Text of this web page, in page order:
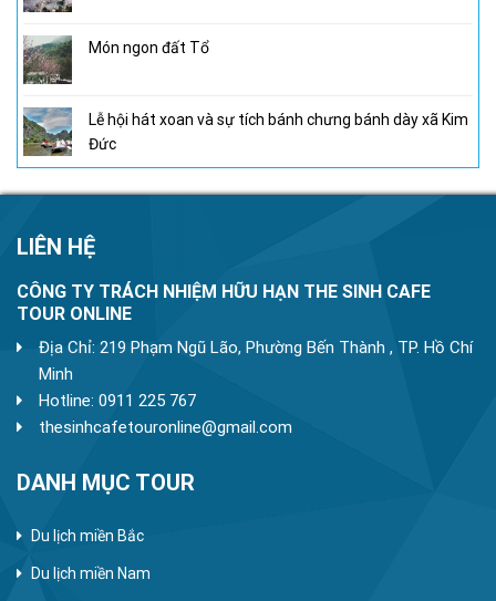
Món ngon đất Tổ
Lễ hội hát xoan và sự tích bánh chưng bánh dày xã Kim
Đức
LIÊN HỆ
CÔNG TY TRÁCH NHIỆM HỮU HẠN THE SINH CAFE
TOUR ONLINE
Địa Chỉ: 219 Phạm Ngũ Lão, Phường Bến Thành , TP. Hồ Chí
Minh
Hotline: 0911 225 767
thesinhcafetouronline@gmail.com
DANH MỤC TOUR
Du lịch miền Bắc
Du lịch miền Nam